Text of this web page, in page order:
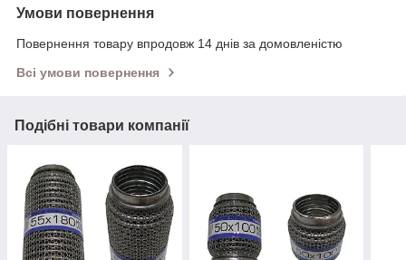
Умови повернення
Повернення товару впродовж 14 днів за домовленістю
Всі умови повернення
Подібні товари компанії